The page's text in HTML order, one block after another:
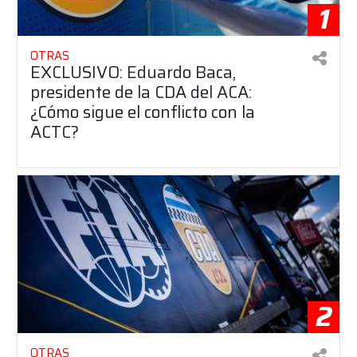
1
OTRAS
EXCLUSIVO: Eduardo Baca,
presidente de la CDA del ACA:
¿Cómo sigue el conflicto con la
ACTC?
2
OTRAS